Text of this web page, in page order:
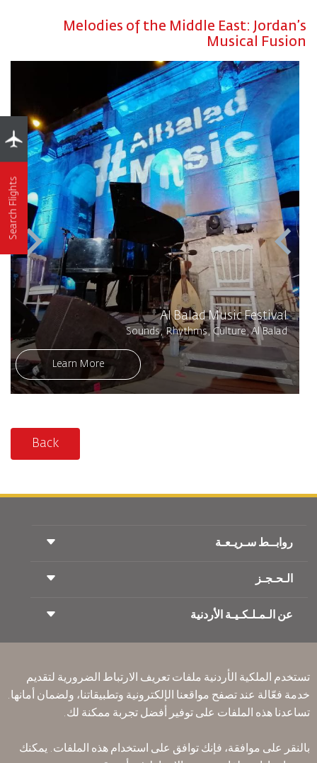
Melodies of the Middle East: Jordan’s
Musical Fusion
Al Balad Music Festival
Sounds, Rhythms, Culture, Al Balad
Learn More
Back
Search Flights
روابــط سـريـعـة
شروط السفر
السفر أثناء الحمل
ذوي الاحتياجات الخاصة
Accessibility Plan and Feedback Process
الـحـجـز
حجز القطار
تكرم
الإقامه لمسافري الترانزيت
عن الـمـلـكـيـة الأردنية
انضم لعائلتنا
الأخبار
سـيـا سة الخصوصية
مكاتبنا حول العالم
شروط وأحكام العقد
تستخدم الملكية الأردنية ملفات تعريف الارتباط الضرورية لتقديم
خدمة فعّالة عند تصفح مواقعنا الإلكترونية وتطبيقاتنا، ولضمان أمانها.
تساعدنا هذه الملفات على توفير أفضل تجربة ممكنة لك.
بالنقر على موافقة، فإنك توافق على استخدام هذه الملفات. يمكنك